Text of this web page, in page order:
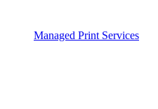
Managed Print Services